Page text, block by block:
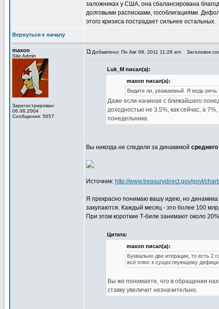
заложниках у США, она сбалансирована
долговыми расписками, гособлигациями.
этого кризиса пострадает сильнее остальных.
Вернуться к началу
maxon
Site Admin
Зарегистрирован:
06.08.2004
Сообщения: 5657
Добавлено: Пн Авг 08, 2011 11:28 am Заголовок
Luk_M писал(а):
maxon писал(а):
Видите ли, уважаемый. Я ведь речь
Даже если начиная с ближайшего
доходностью не 3,5%, как сейчас, а
понедельника.
Вы никогда не следили за динамикой среднего
Источник: http://www.treasurydirect.gov/govt/
Я прекрасно понимаю вашу идею, но динамика
закупаются. Каждый месяц - это более 100
При этом короткие Т-били занимают около
Цитата:
maxon писал(а):
Буквально две итерации, то есть 2
всё плюс к существующему
Вы же понимаете, что в обращении
ставку увеличит незначительно.